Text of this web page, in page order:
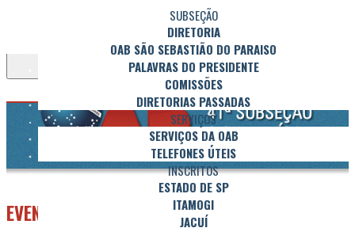
SUBSEÇÃO
DIRETORIA
OAB SÃO SEBASTIÃO DO PARAISO
PALAVRAS DO PRESIDENTE
COMISSÕES
DIRETORIAS PASSADAS
SERVIÇOS
SERVIÇOS DA OAB
TELEFONES ÚTEIS
INSCRITOS
ESTADO DE SP
ITAMOGI
JACUÍ
Toggle navigation
EVENTOS